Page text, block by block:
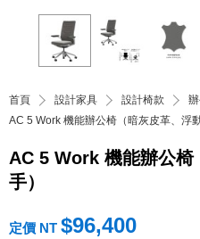
首頁 設計家具 設計椅款
AC 5 Work 機能辦公椅（暗灰皮革、浮
AC 5 Work 機能辦公椅
手）
定價 NT $96,400